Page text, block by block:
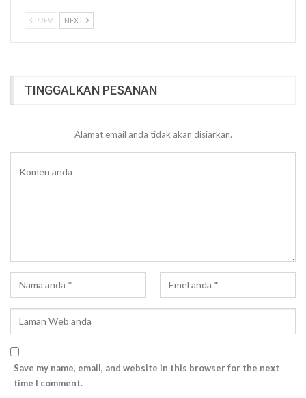
PREV NEXT
TINGGALKAN PESANAN
Alamat email anda tidak akan disiarkan.
Save my name, email, and website in this browser for the next
time I comment.